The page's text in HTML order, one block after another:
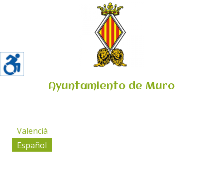
Ayuntamiento de Muro
Valencià
Español